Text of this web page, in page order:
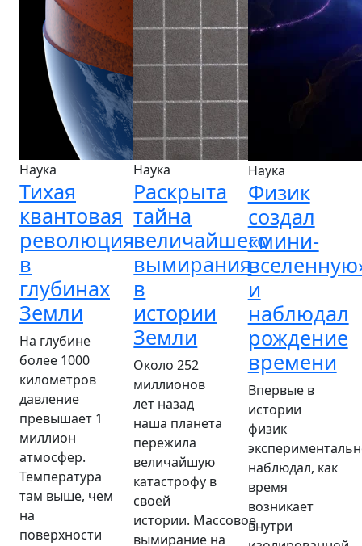
Наука
Тихая
квантовая
революция
в
глубинах
Земли
На глубине
более 1000
километров
давление
превышает 1
миллион
атмосфер.
Температура
там выше, чем
на
поверхности
Наука
Раскрыта
тайна
величайшего
вымирания
в
истории
Земли
Около 252
миллионов
лет назад
наша планета
пережила
величайшую
катастрофу в
своей
истории. Массовое
вымирание на
Наука
Физик
создал
«мини-
и
наблюдал
рождение
времени
Впервые в
истории
физик
наблюдал, как
время
возникает
внутри